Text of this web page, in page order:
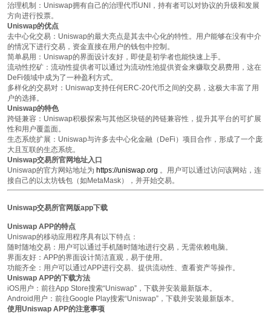
治理机制 ：Uniswap拥有自己的治理代币UNI，持有者可以对协议的升级和发展
方向进行投票。
Uniswap的优点
去中心化交易 ：Uniswap的最大亮点是其去中心化的特性。用户能够在没有中介
的情况下进行交易，资金直接在用户的钱包中控制。
简单易用 ：Uniswap的界面设计友好，即使是初学者也能快速上手。
流动性挖矿 ：流动性提供者可以通过为流动性池提供资金来赚取交易费用，这在
DeFi领域中成为了一种盈利方式。
多样化的交易对 ：Uniswap支持任何ERC-20代币之间的交易，这极大丰富了用
户的选择。
Uniswap的特色
跨链兼容 ：Uniswap积极探索与其他区块链的跨链兼容性，提升其平台的可扩展
性和用户覆盖面。
生态系统扩展 ：Uniswap与许多去中心化金融（DeFi）项目合作，形成了一个庞
大且互联的生态系统。
Uniswap交易所官网地址入口
Uniswap的官方网站地址为 https://uniswap.org 。用户可以通过访问该网站，连
接自己的以太坊钱包（如MetaMask），并开始交易。
Uniswap交易所官网版app下载
Uniswap APP的特点
Uniswap的移动应用程序具有以下特点：
随时随地交易 ：用户可以通过手机随时随地进行交易，无需依赖电脑。
界面友好 ：APP的界面设计简洁直观，易于使用。
功能齐全 ：用户可以通过APP进行交易、提供流动性、查看资产等操作。
Uniswap APP的下载方法
iOS用户 ：前往App Store搜索“Uniswap”，下载并安装最新版本。
Android用户 ：前往Google Play搜索“Uniswap”，下载并安装最新版本。
使用Uniswap APP的注意事项